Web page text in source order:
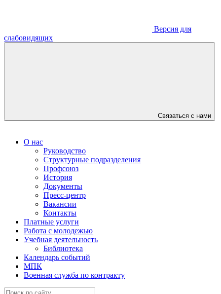
Версия для
слабовидящих
Связаться с нами
О нас
Руководство
Структурные подразделения
Профсоюз
История
Документы
Пресс-центр
Вакансии
Контакты
Платные услуги
Работа с молодежью
Учебная деятельность
Библиотека
Календарь событий
МПК
Военная служба по контракту